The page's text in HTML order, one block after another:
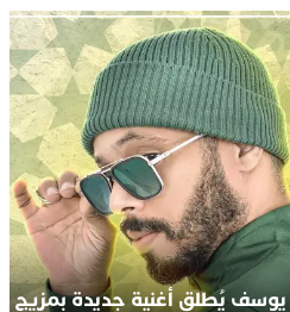
يُطلق أغنية جديدة بمزيج